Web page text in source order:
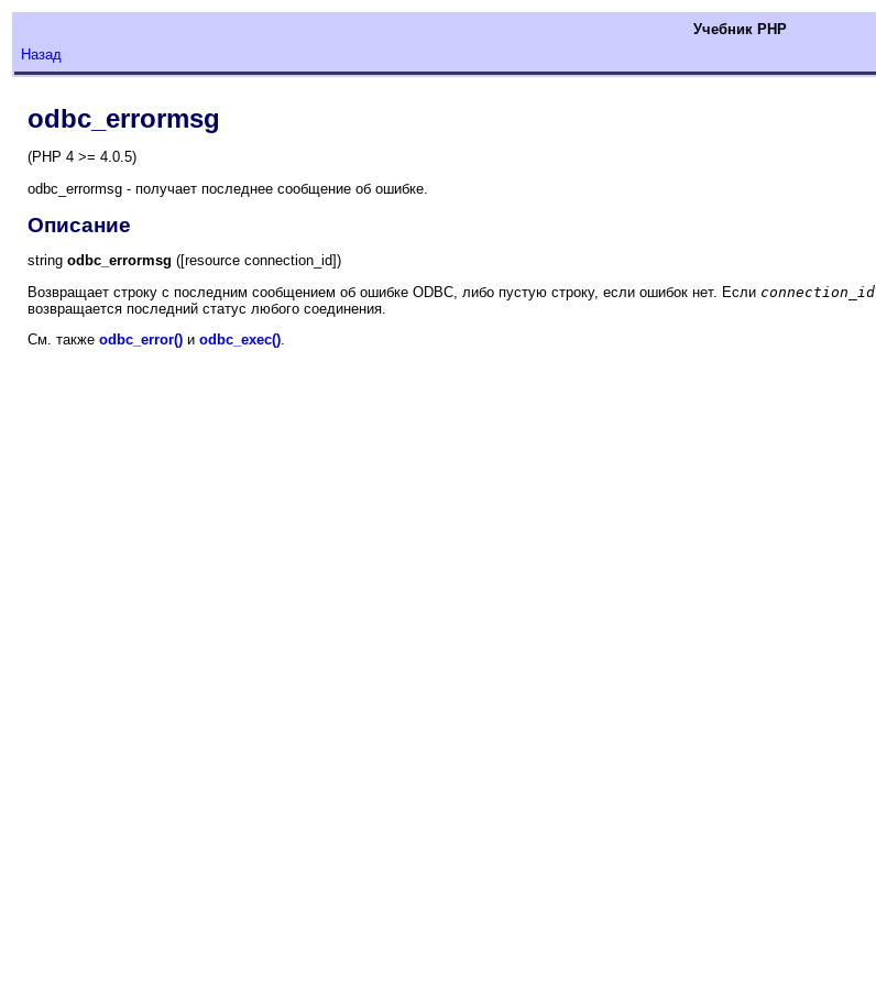
Учебник РНР
Назад
odbc_errormsg
(PHP 4 >= 4.0.5)
odbc_errormsg - получает последнее сообщение об ошибке.
Описание
string odbc_errormsg ([resource connection_id])
Возвращает строку с последним сообщением об ошибке ODBC, либо пустую строку, если ошибок нет. Если connection_id
возвращается последний статус любого соединения.
См. также odbc_error() и odbc_exec().